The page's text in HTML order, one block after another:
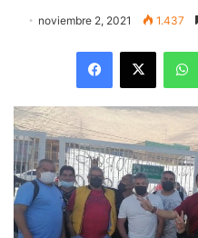
noviembre 2, 2021 1.437
Facebook
X